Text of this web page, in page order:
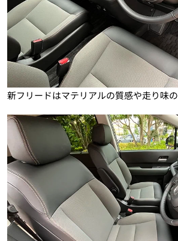
新フリードはマテリアルの質感や走り味